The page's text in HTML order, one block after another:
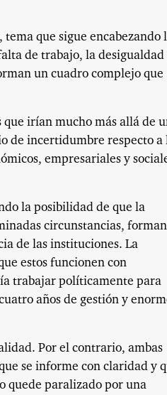
que sigue encabezando
de trabajo, la desigualdad
un cuadro complejo que
irían mucho más allá de
de incertidumbre respecto a
empresariales y
la posibilidad de que la
circunstancias, forman
de las instituciones. La
estos funcionen con
trabajar políticamente para
años de gestión y
Por el contrario, ambas
se informe con claridad y
quede paralizado por una